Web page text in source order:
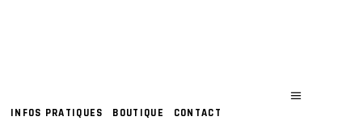
INFOS PRATIQUES BOUTIQUE CONTACT